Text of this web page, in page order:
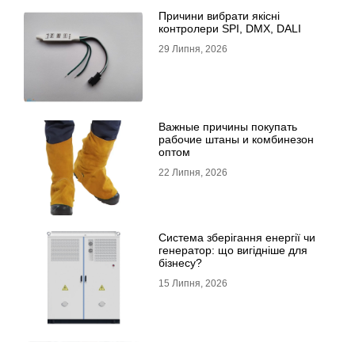
Причини вибрати якісні
контролери SPI, DMX, DALI
29 Липня, 2026
Важные причины покупать
рабочие штаны и комбинезон
оптом
22 Липня, 2026
Система зберігання енергії чи
генератор: що вигідніше для
бізнесу?
15 Липня, 2026